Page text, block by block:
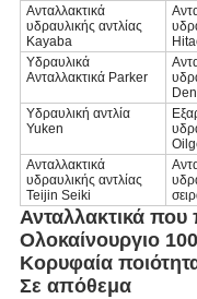
Ανταλλακτικά
υδραυλικής αντλίας
Kayaba
Υδραυλικά
Ανταλλακτικά Parker
Υδραυλική αντλία
Yuken
Ανταλλακτικά
υδραυλικής αντλίας
Teijin Seiki
Ανταλλακτικά
Ολοκαίνουργιο
Κορυφαία
Σε απόθεμα